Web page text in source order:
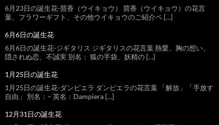
6月23日の誕生花-茴香（ウイキョウ） 茴香（ウイキョウ）の花言
葉、フラワーギフト、その他ウイキョウのご紹介ペ […]
6月6日の誕生花
6月6日の誕生花-ジギタリス ジギタリスの花言葉 熱愛、胸の想い、
隠されぬ恋、不誠実 別名： 狐の手袋、妖精の […]
1月25日の誕生花
1月25日の誕生花-ダンピエラ ダンピエラの花言葉 「解放」「手放す
自由」 別名：– 英名：Dampiera […]
12月31日の誕生花